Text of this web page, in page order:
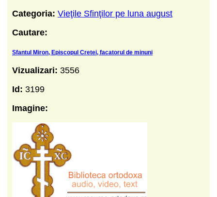
Categoria: Vieţile Sfinţilor pe luna august
Cautare:
Sfantul Miron, Episcopul Cretei, facatorul de minuni
Vizualizari: 3556
Id: 3199
Imagine: